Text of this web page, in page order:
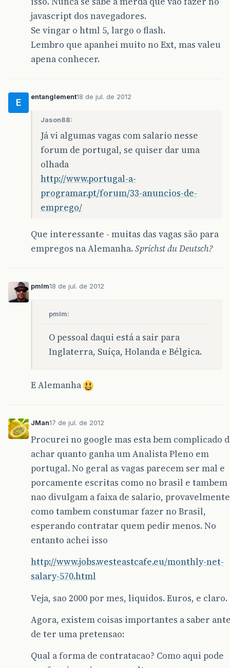
javascript dos navegadores.
Se vingar o html 5, largo o flash.
Lembro que apanhei muito no Ext, mas valeu
apena conhecer.
E
entanglement18 de jul. de 2012
Jason88:
Já vi algumas vagas com salario nesse
forum de portugal, se quiser dar uma
olhada
http://www.portugal-a-
programar.pt/forum/33-anuncios-de-
emprego/
Que interessante - muitas das vagas são para
empregos na Alemanha. Sprichst du Deutsch?
pmlm18 de jul. de 2012
pmlm:
O pessoal daqui está a sair para
Inglaterra, Suíça, Holanda e Bélgica.
E Alemanha
JMan17 de jul. de 2012
Procurei no google mas esta bem complicado
achar quanto ganha um Analista Pleno em
portugal. No geral as vagas parecem ser mal e
porcamente escritas como no brasil e tambem
nao divulgam a faixa de salario, provavelmente
como tambem constumar fazer no Brasil,
esperando contratar quem pedir menos. No
entanto achei isso
http://www.jobs.westeastcafe.eu/monthly-net-
salary-570.html
Veja, sao 2000 por mes, liquidos. Euros, e claro.
Agora, existem coisas importantes a saber
de ter uma pretensao:
Qual a forma de contratacao? Como aqui pode